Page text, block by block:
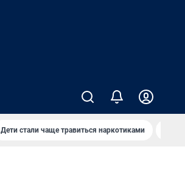
Дети стали чаще травиться наркотиками